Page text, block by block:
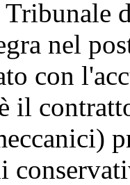
nel
con
il